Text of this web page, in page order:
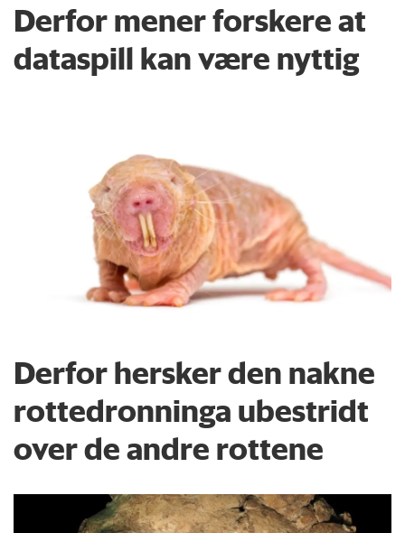
Derfor mener forskere at
dataspill kan være nyttig
Derfor hersker den nakne
rottedronninga ubestridt
over de andre rottene